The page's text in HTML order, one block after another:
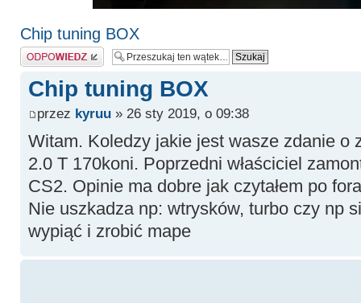
Chip tuning BOX
Odpowiedz
Chip tuning BOX
przez kyruu» 26 sty 2019, o 09:38
Witam. Koledzy jakie jest wasze zdanie o
2.0 T 170koni. Poprzedni właściciel
CS2. Opinie ma dobre jak czytałem po
Nie uszkadza np: wtrysków, turbo czy np
wypiąć i zrobić mape